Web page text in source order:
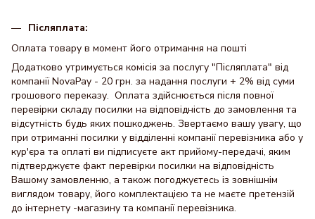
Післяплата:
Оплата товару в момент його отримання на пошті
Додатково утримується комісія за послугу "Післяплата" від
компанії NovaPay - 20 грн. за надання послуги + 2% від суми
грошового переказу. Оплата здійснюється після повної
перевірки складу посилки на відповідність до замовлення та
відсутність будь яких пошкоджень. Звертаємо вашу увагу, що
при отриманні посилки у відділенні компанії перевізника або у
кур'єра та оплаті ви підписуєте акт прийому-передачі, яким
підтверджуєте факт перевірки посилки на відповідність
Вашому замовленню, а також погоджуєтесь із зовнішнім
виглядом товару, його комплектацією та не маєте претензій
до інтернету -магазину та компанії перевізника.